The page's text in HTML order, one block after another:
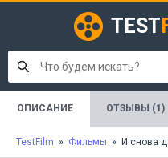
TEST
ОПИСАНИЕ ОТЗЫВЫ (1)
TestFilm » Фильмы » И снова